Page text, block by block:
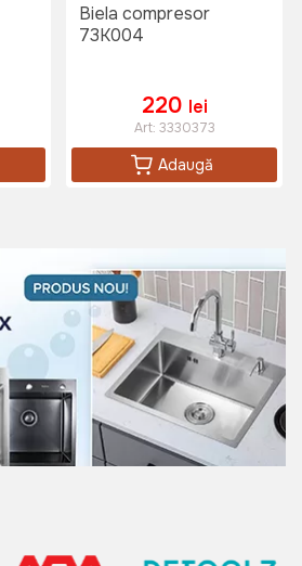
Biela compresor
73K004
220 lei
Art: 3330373
Adaugă